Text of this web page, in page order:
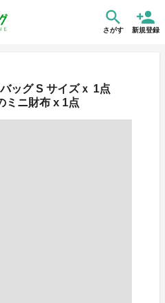
さがす 新規登録
バッグ S サイズｘ 1点
ミニ財布 x 1点